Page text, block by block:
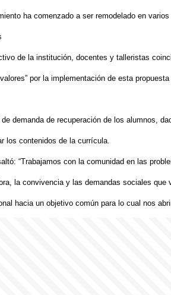
ha comenzado a ser remodelado en
de la institución, docentes y talleristas
por la implementación de esta
demanda de recuperación de los alumnos,
los contenidos de la currícula.
“Trabajamos con la comunidad en las
la convivencia y las demandas sociales
hacia un objetivo común para lo cual nos